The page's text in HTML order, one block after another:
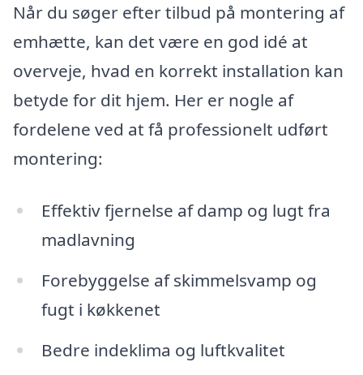
Når du søger efter tilbud på montering af
emhætte, kan det være en god idé at
overveje, hvad en korrekt installation kan
betyde for dit hjem. Her er nogle af
fordelene ved at få professionelt udført
montering:
Effektiv fjernelse af damp og lugt fra
madlavning
Forebyggelse af skimmelsvamp og
fugt i køkkenet
Bedre indeklima og luftkvalitet